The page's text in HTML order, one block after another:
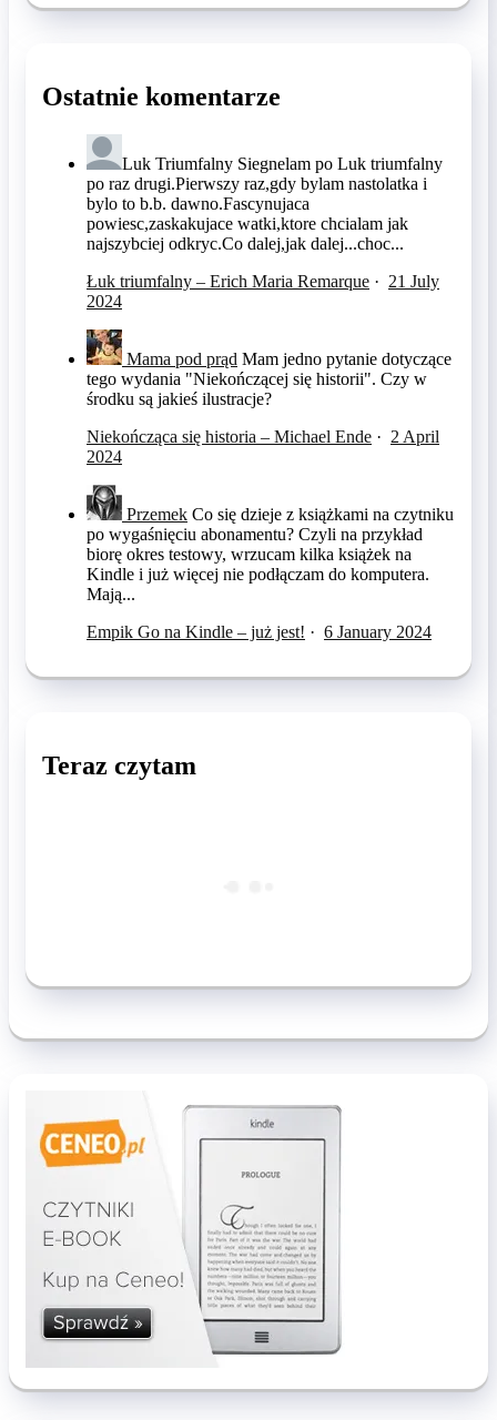
Ostatnie komentarze
Luk Triumfalny Siegnelam po Luk triumfalny
po raz drugi.Pierwszy raz,gdy bylam nastolatka i
bylo to b.b. dawno.Fascynujaca
powiesc,zaskakujace watki,ktore chcialam jak
najszybciej odkryc.Co dalej,jak dalej...choc...
Łuk triumfalny – Erich Maria Remarque · 21 July
2024
Mama pod prąd Mam jedno pytanie dotyczące
tego wydania "Niekończącej się historii". Czy w
środku są jakieś ilustracje?
Niekończąca się historia – Michael Ende · 2 April
2024
Przemek Co się dzieje z książkami na czytniku
po wygaśnięciu abonamentu? Czyli na przykład
biorę okres testowy, wrzucam kilka książek na
Kindle i już więcej nie podłączam do komputera.
Mają...
Empik Go na Kindle – już jest! · 6 January 2024
Teraz czytam